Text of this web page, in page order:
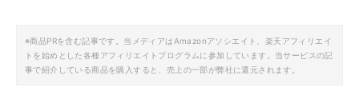
※商品PRを含む記事です。当メディアはAmazonアソシエイト、楽天アフィリエイ
トを始めとした各種アフィリエイトプログラムに参加しています。当サービスの記
事で紹介している商品を購入すると、売上の一部が弊社に還元されます。